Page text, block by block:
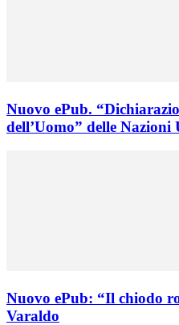
Nuovo ePub.
dell’Uomo” delle Nazioni
Nuovo ePub: “Il chiodo
Varaldo